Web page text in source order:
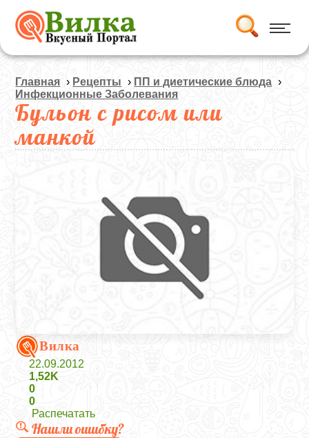
Главная › Рецепты › ПП и диетические блюда ›
Инфекционные Заболевания
Бульон с рисом или
манкой
Вилка
22.09.2012
1,52K
0
0
Распечатать
Нашли ошибку?